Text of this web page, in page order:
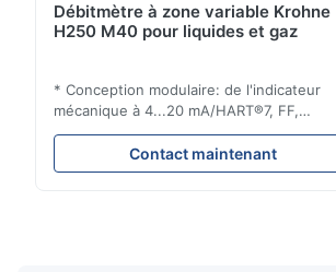
Débitmètre à zone variable Krohne
H250 M40 pour liquides et gaz
* Conception modulaire: de l'indicateur
mécanique à 4...20 mA/HART®7, FF,
Profibus-PA et totalizateur * N'importe
quelle position d'installation: verticale,
horizontale ou dans les tuyaux
Contact maintenant